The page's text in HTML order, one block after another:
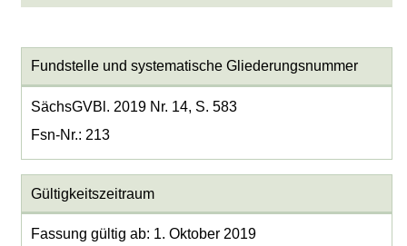
Fundstelle und systematische Gliederungsnummer
SächsGVBl. 2019 Nr. 14, S. 583
Fsn-Nr.: 213
Gültigkeitszeitraum
Fassung gültig ab: 1. Oktober 2019